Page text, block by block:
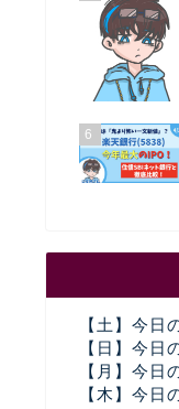
6
【土】今日
【日】今日
【月】今日
【木】今日